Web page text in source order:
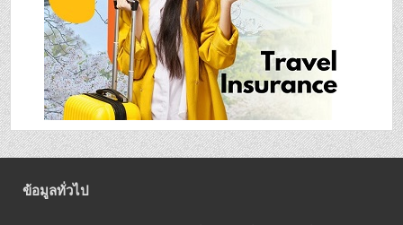
ข้อมูลทั่วไป